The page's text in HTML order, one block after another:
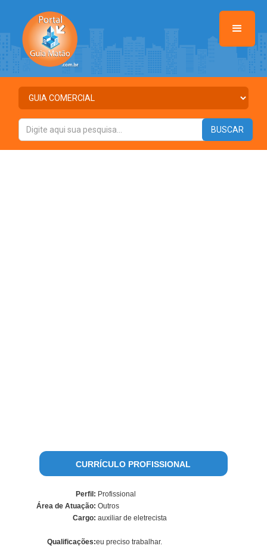
CURRÍCULO PROFISSIONAL
Perfil: Profissional
Área de Atuação: Outros
Cargo: auxiliar de eletrecista
Qualificações:eu preciso trabalhar.